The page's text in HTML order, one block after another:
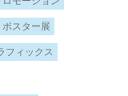
ポスター展
フィックス